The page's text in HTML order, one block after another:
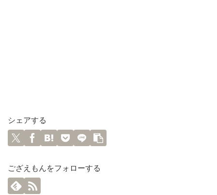
シェアする
ござえもんをフォローする